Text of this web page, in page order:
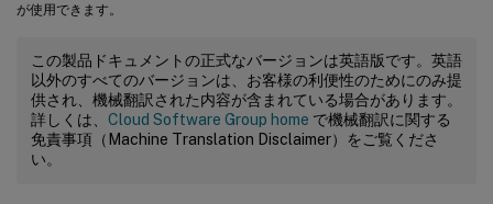
が使用できます。
この製品ドキュメントの正式なバージョンは英語版です。英語
以外のすべてのバージョンは、お客様の利便性のためにのみ提
供され、機械翻訳された内容が含まれている場合があります。
詳しくは、 Cloud Software Group home で機械翻訳に関する
免責事項（Machine Translation Disclaimer）をご覧くださ
い。